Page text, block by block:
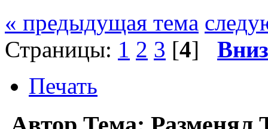
« предыдущая тема
Страницы: 1 2 3 [4] Вниз
Печать